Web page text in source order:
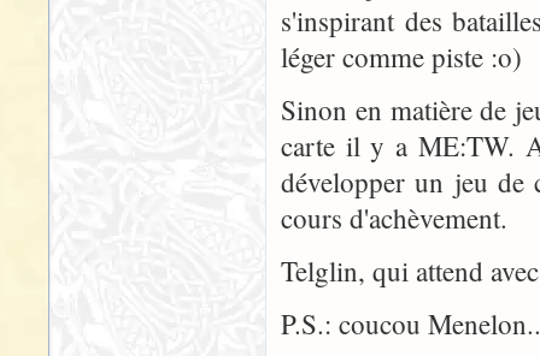
s'inspirant des
léger comme piste :o)
Sinon en matière de
carte il y a ME:TW.
développer un jeu
cours d'achèvement.
Telglin, qui attend
P.S.: coucou